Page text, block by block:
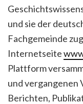
und sie der
Fachgemeinde
Internetseite
Plattform
und vergangenen
Berichten,